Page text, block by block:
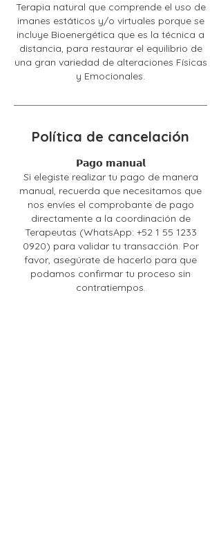
Terapia natural que comprende el uso de
imanes estáticos y/o virtuales porque se
incluye Bioenergética que es la técnica a
distancia, para restaurar el equilibrio de
una gran variedad de alteraciones Físicas
y Emocionales.
Política de cancelación
𝗣𝗮𝗴𝗼 𝗺𝗮𝗻𝘂𝗮𝗹
Si elegiste realizar tu pago de manera
manual, recuerda que necesitamos que
nos envíes el comprobante de pago
directamente a la coordinación de
Terapeutas (WhatsApp: +52 1 55 1233
0920) para validar tu transacción. Por
favor, asegúrate de hacerlo para que
podamos confirmar tu proceso sin
contratiempos.